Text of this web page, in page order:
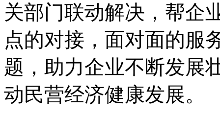
关部门联动解决，帮企
点的对接，面对面的服
题，助力企业不断发展
动民营经济健康发展。